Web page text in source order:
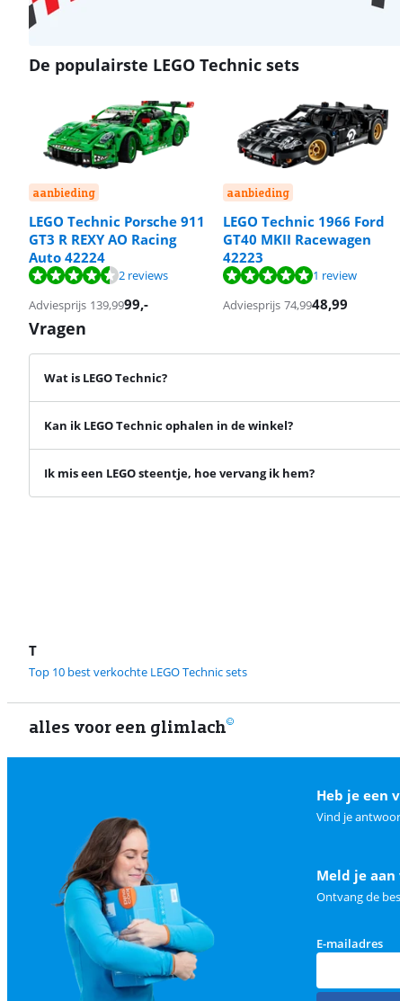
De populairste LEGO Technic sets
aanbieding
LEGO Technic Porsche 911
GT3 R REXY AO Racing
Auto 42224
Beoordeling is 9,0 van de 10, gebaseerd op 2 reviews.
2 reviews
Adviesprijs 139,9999,-
aanbieding
LEGO Technic 1966 Ford
GT40 MKII Racewagen
42223
Beoordeling is 10 van de 10, gebaseerd op 1 review.
1 review
Adviesprijs 74,9948,99
Beoordeling is 10 van de 10, gebaseerd op 1 review.
Vragen
Wat is LEGO Technic?
Kan ik LEGO Technic ophalen in de winkel?
Ik mis een LEGO steentje, hoe vervang ik hem?
T
Top 10 best verkochte LEGO Technic sets
alles voor een glimlach
Heb je een
Vind je
Meld je
Ontvang de
E-mailadres